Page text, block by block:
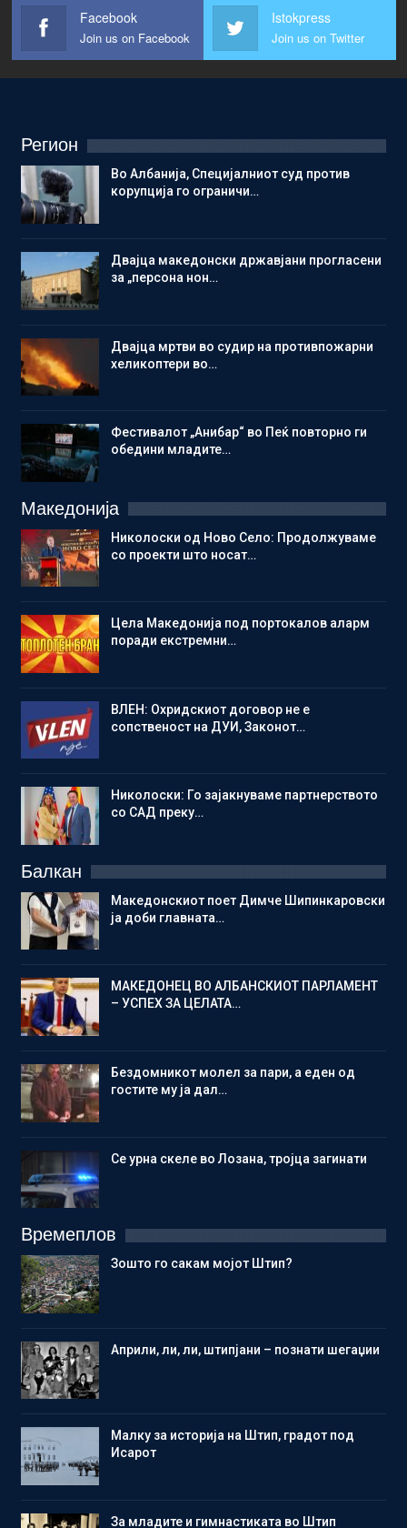
Facebook
Join us on Facebook
Istokpress
Join us on Twitter
Регион
Во Албанија, Специјалниот суд против
корупција го ограничи…
Двајца македонски државјани прогласени
за „персона нон…
Двајца мртви во судир на противпожарни
хеликоптери во…
Фестивалот „Анибар“ во Пеќ повторно ги
обедини младите…
Македонија
Николоски од Ново Село: Продолжуваме
со проекти што носат…
Цела Македонија под портокалов аларм
поради екстремни…
ВЛЕН: Охридскиот договор не е
сопственост на ДУИ, Законот…
Николоски: Го зајакнуваме партнерството
со САД преку…
Балкан
Македонскиот поет Димче Шипинкаровски
ја доби главната…
МАКЕДОНЕЦ ВО АЛБАНСКИОТ ПАРЛАМЕНТ
– УСПЕХ ЗА ЦЕЛАТА…
Бездомникот молел за пари, а еден од
гостите му ја дал…
Се урна скеле во Лозана, тројца загинати
Времеплов
Зошто го сакам мојот Штип?
Aприли, ли, ли, штипјани – познати шегаџии
Малку за историја на Штип, градот под
Исарот
Зa младите и гимнастиката во Штип